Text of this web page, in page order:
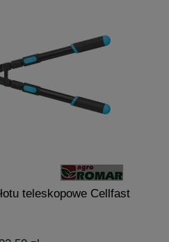
teleskopowe Cellfast